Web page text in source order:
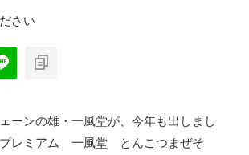
さい
blog/wp-
ーンの雄・一風堂が、今年も出しまし
プレミアム 一風堂 とんこつまぜそ